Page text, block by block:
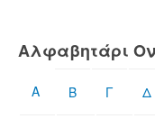
Αλφαβητάρι
Α Β Γ Δ